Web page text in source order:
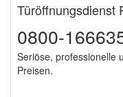
Türöffnungsdienst
0800-
Seriöse, professionelle
Preisen.